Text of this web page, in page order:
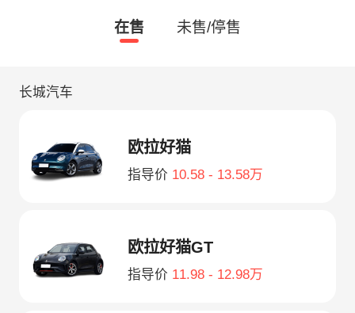
在售 未售/停售
长城汽车
欧拉好猫
指导价 10.58 - 13.58万
欧拉好猫GT
指导价 11.98 - 12.98万